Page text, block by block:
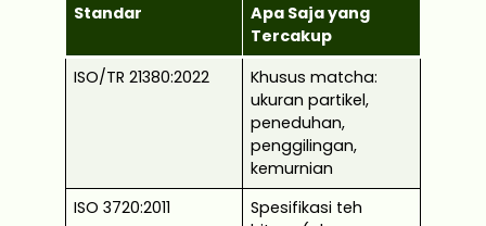
Standar
Apa Saja yang
Tercakup
ISO/TR 21380:2022
Khusus matcha:
ukuran partikel,
peneduhan,
penggilingan,
kemurnian
ISO 3720:2011
Spesifikasi teh